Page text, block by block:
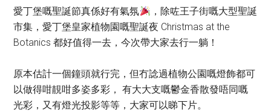
愛丁堡嘅聖誕節真係好有氣氛
，除咗王子街嘅大型聖誕
市集，愛丁堡皇家植物園嘅聖誕夜 Christmas at the
Botanics 都好值得一去，今次帶大家去行一躺！
原本估計一個鐘頭就行完，但冇諗過植物公園嘅燈飾都可
以做得咁靚咁多姿多彩， 有大大支嘅鬱金香散發唔同嘅
光彩，又有燈光投影等等，大家可以睇下片。